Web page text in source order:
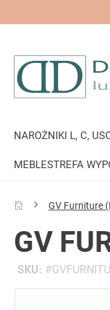
NAROŻNIKI L, C, U
MEBLESTREFA
GV Furniture
GV
SKU